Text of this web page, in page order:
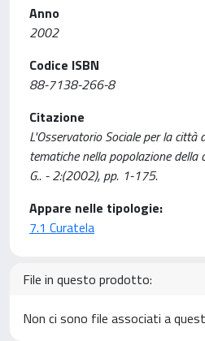
Anno
2002
Codice ISBN
88-7138-266-8
Citazione
L'Osservatorio Sociale per la città
tematiche nella popolazione
G.. - 2:(2002), pp. 1-175.
Appare nelle tipologie:
7.1 Curatela
File in questo prodotto:
Non ci sono file associati a